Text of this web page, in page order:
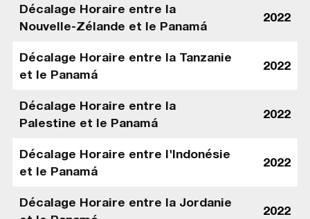
Décalage Horaire entre la
Nouvelle-Zélande et le Panamá
2022
Décalage Horaire entre la Tanzanie
et le Panamá
2022
Décalage Horaire entre la
Palestine et le Panamá
2022
Décalage Horaire entre l'Indonésie
et le Panamá
2022
Décalage Horaire entre la Jordanie
2022